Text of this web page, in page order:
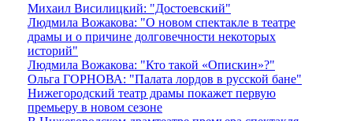
Михаил Висилицкий: "Достоевский"
Людмила Вожакова: "О новом спектакле в театре
драмы и о причине долговечности некоторых
историй"
Людмила Вожакова: "Кто такой «Опискин»?"
Ольга ГОРНОВА: "Палата лордов в русской бане"
Нижегородский театр драмы покажет первую
премьеру в новом сезоне